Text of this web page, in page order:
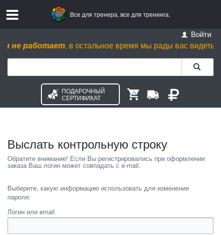
Все для тренера, все для тренинга.
Войти
не работает, в остальное время мы рады вас видеть
ПОДАРОЧНЫЙ
СЕРТИФИКАТ
0
Выслать контрольную строку
Выберите, какую информацию использовать для изменения
пароля:
Логин или email